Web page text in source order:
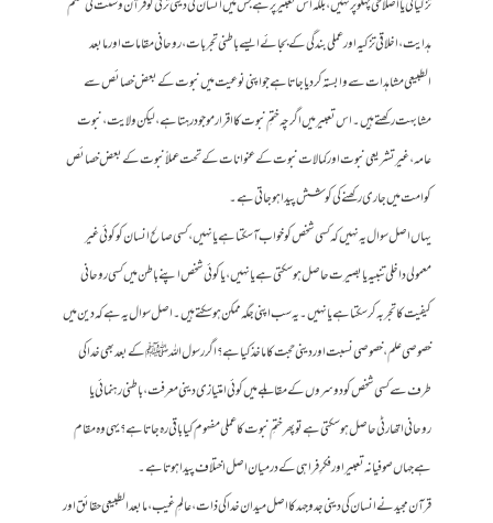
تزکیاتی یا اصلاحی پہلو پر نہیں، بلکہ اس تعبیر پر ہے جس میں انسان کی دینی ترقی کو قرآن و سنت کی محکم
ہدایت، اخلاقی تزکیہ اور عملی بندگی کے بجائے ایسے باطنی تجربات، روحانی مقامات اور مابعد
الطبیعی مشاہدات سے وابستہ کر دیا جاتا ہے جو اپنی نوعیت میں نبوت کے بعض خصائص سے
مشابہت رکھتے ہیں۔ اس تعبیر میں اگرچہ ختمِ نبوت کا اقرار موجود رہتا ہے، لیکن ولایت، نبوت
عامہ،غیر تشریعی نبوت اور کمالات نبوت کے عنوانات کے تحت عملاً نبوت کے بعض خصائص
کو امت میں جاری رکھنے کی کوشش پیدا ہو جاتی ہے۔
یہاں اصل سوال یہ نہیں کہ کسی شخص کو خواب آ سکتا ہے یا نہیں، کسی صالح انسان کو کوئی غیر
معمولی داخلی تنبیہ یا بصیرت حاصل ہو سکتی ہے یا نہیں، یا کوئی شخص اپنے باطن میں کسی روحانی
کیفیت کا تجربہ کر سکتا ہے یا نہیں۔ یہ سب اپنی جگہ ممکن ہو سکتے ہیں۔ اصل سوال یہ ہے کہ دین میں
خصوصی علم، خصوصی نسبت اور دینی حجت کا ماخذ کیا ہے؟ اگر رسول اللہ ﷺ کے بعد بھی خدا کی
طرف سے کسی شخص کو دوسروں کے مقابلے میں کوئی امتیازی دینی معرفت، باطنی رہنمائی یا
روحانی اتھارٹی حاصل ہو سکتی ہے تو پھر ختمِ نبوت کا عملی مفہوم کیا باقی رہ جاتا ہے؟ یہی وہ مقام
ہے جہاں صوفیانہ تعبیر اور فکرِ فراہی کے درمیان اصل اختلاف پیدا ہوتا ہے۔
قرآن مجید نے انسان کی دینی جدوجہد کا اصل میدان خدا کی ذات، عالمِ غیب، مابعد الطبیعی حقائق اور